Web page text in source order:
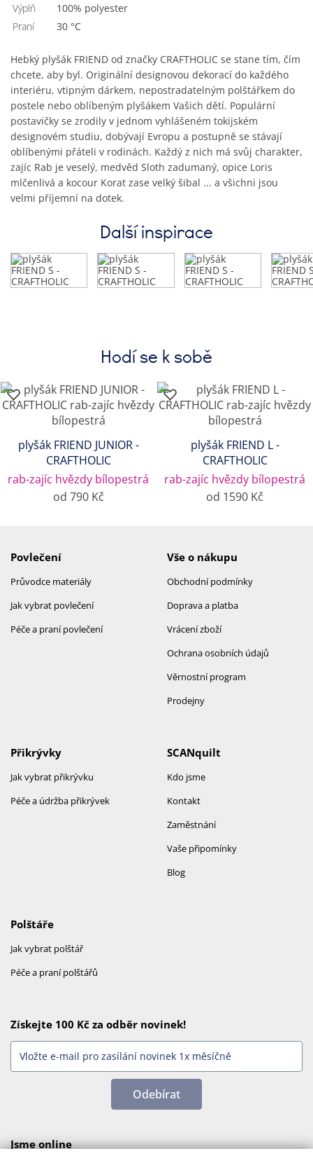
Výplň
100% polyester
Praní
30 °C
Hebký plyšák FRIEND od značky CRAFTHOLIC se stane tím, čím
chcete, aby byl. Originální designovou dekorací do každého
interiéru, vtipným dárkem, nepostradatelným polštářkem do
postele nebo oblíbeným plyšákem Vašich dětí. Populární
postavičky se zrodily v jednom vyhlášeném tokijském
designovém studiu, dobývají Evropu a postupně se stávají
oblíbenými přáteli v rodinách. Každý z nich má svůj charakter,
zajíc Rab je veselý, medvěd Sloth zadumaný, opice Loris
mlčenlivá a kocour Korat zase velký šibal ... a všichni jsou
velmi příjemní na dotek.
Další inspirace
Hodí se k sobě
plyšák FRIEND JUNIOR -
CRAFTHOLIC
rab-zajíc hvězdy bílopestrá
od 790 Kč
plyšák FRIEND L -
CRAFTHOLIC
rab-zajíc hvězdy bílopestrá
od 1590 Kč
Povlečení
Průvodce materiály
Jak vybrat povlečení
Péče a praní povlečení
Vše o nákupu
Obchodní podmínky
Doprava a platba
Vrácení zboží
Ochrana osobních údajů
Věrnostní program
Prodejny
SCANquilt
Kdo jsme
Kontakt
Zaměstnání
Vaše připomínky
Blog
Přikrývky
Jak vybrat přikrývku
Péče a údržba přikrývek
Polštáře
Jak vybrat polštář
Péče a praní polštářů
Získejte 100 Kč za odběr novinek!
Odebírat
Jsme online